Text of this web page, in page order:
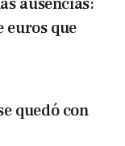
euros que
quedó con